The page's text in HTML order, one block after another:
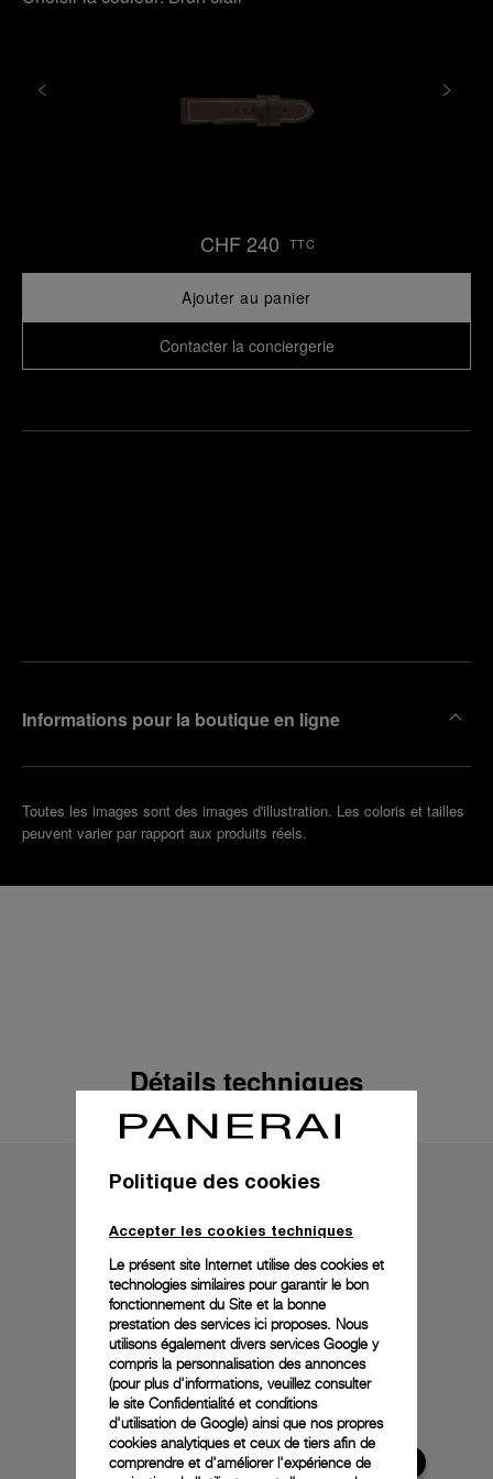
CHF 240 TTC
Ajouter au panier
Contacter la conciergerie
Informations pour la boutique en ligne
Toutes les images sont des images d'illustration. Les coloris et tailles
peuvent varier par rapport aux produits réels.
Détails techniques
Politique des cookies
Accepter les cookies techniques
Le présent site Internet utilise des cookies et
technologies similaires pour garantir le bon
fonctionnement du Site et la bonne
prestation des services ici proposes. Nous
utilisons également divers services Google y
compris la personnalisation des annonces
(pour plus d'informations, veuillez consulter
le site Confidentialité et conditions
d'utilisation de Google) ainsi que nos propres
cookies analytiques et ceux de tiers afin de
comprendre et d'améliorer l'expérience de